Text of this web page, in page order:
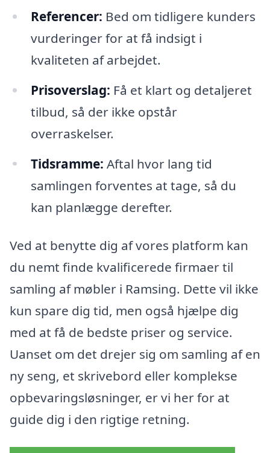
Referencer: Bed om tidligere kunders
vurderinger for at få indsigt i
kvaliteten af arbejdet.
Prisoverslag: Få et klart og detaljeret
tilbud, så der ikke opstår
overraskelser.
Tidsramme: Aftal hvor lang tid
samlingen forventes at tage, så du
kan planlægge derefter.
Ved at benytte dig af vores platform kan
du nemt finde kvalificerede firmaer til
samling af møbler i Ramsing. Dette vil ikke
kun spare dig tid, men også hjælpe dig
med at få de bedste priser og service.
Uanset om det drejer sig om samling af en
ny seng, et skrivebord eller komplekse
opbevaringsløsninger, er vi her for at
guide dig i den rigtige retning.